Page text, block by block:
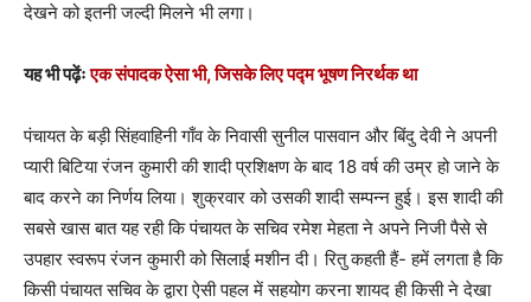
देखने को इतनी जल्दी मिलने भी लगा।
यह भी पढ़ेंःएक संपादक ऐसा भी, जिसके लिए पद्म भूषण निरर्थक था
पंचायत के बड़ी सिंहवाहिनी गाँव के निवासी सुनील पासवान और बिंदु देवी ने अपनी
प्यारी बिटिया रंजन कुमारी की शादी प्रशिक्षण के बाद 18 वर्ष की उम्र हो जाने के
बाद करने का निर्णय लिया। शुक्रवार को उसकी शादी सम्पन्न हुई। इस शादी की
सबसे खास बात यह रही कि पंचायत के सचिव रमेश मेहता ने अपने निजी पैसे से
उपहार स्वरूप रंजन कुमारी को सिलाई मशीन दी। रितु कहती हैं- हमें लगता है कि
किसी पंचायत सचिव के द्वारा ऐसी पहल में सहयोग करना शायद ही किसी ने देखा